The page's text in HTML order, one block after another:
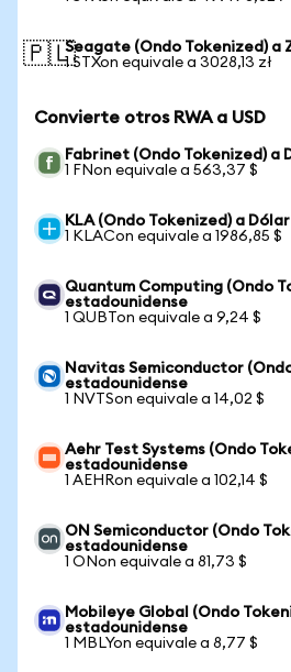
🇵🇱Seagate (Ondo Tokenized) a
1 STXon equivale a 3028,13 zł
Convierte otros RWA a USD
Fabrinet (Ondo Tokenized) a
1 FNon equivale a 563,37 $
KLA (Ondo Tokenized) a
1 KLACon equivale a 1986,85 $
Quantum Computing (Ondo
estadounidense
1 QUBTon equivale a 9,24 $
Navitas Semiconductor
estadounidense
1 NVTSon equivale a 14,02 $
Aehr Test Systems (Ondo
estadounidense
1 AEHRon equivale a 102,14 $
ON Semiconductor (Ondo
estadounidense
1 ONon equivale a 81,73 $
Mobileye Global (Ondo
estadounidense
1 MBLYon equivale a 8,77 $